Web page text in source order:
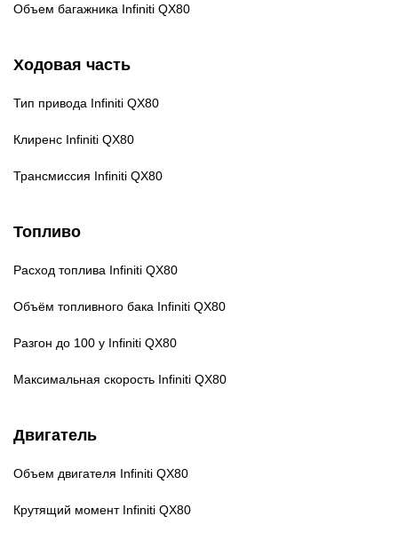
Объем багажника Infiniti QX80
Ходовая часть
Тип привода Infiniti QX80
Клиренс Infiniti QX80
Трансмиссия Infiniti QX80
Топливо
Расход топлива Infiniti QX80
Объём топливного бака Infiniti QX80
Разгон до 100 у Infiniti QX80
Максимальная скорость Infiniti QX80
Двигатель
Объем двигателя Infiniti QX80
Крутящий момент Infiniti QX80